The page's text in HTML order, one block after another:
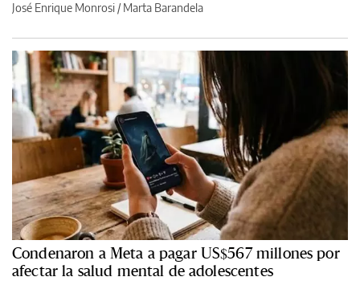
José Enrique Monrosi / Marta Barandela
Condenaron a Meta a pagar US$567 millones por
afectar la salud mental de adolescentes